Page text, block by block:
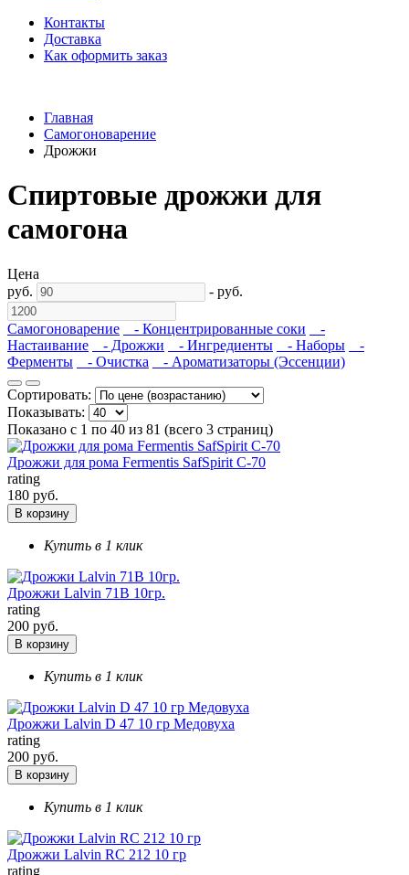
Контакты
Доставка
Как оформить заказ
Главная
Самогоноварение
Дрожжи
Спиртовые дрожжи для
самогона
Цена
руб.
- руб.
Самогоноварение - Концентрированные соки
-
Настаивание
- Дрожжи - Ингредиенты - Наборы
-
Ферменты
- Очистка - Ароматизаторы (Эссенции)
Сортировать:
Показывать:
Показано с 1 по 40 из 81 (всего 3 страниц)
Дрожжи для рома Fermentis SafSpirit C-70
rating
180 руб.
В корзину
Купить в 1 клик
Дрожжи Lalvin 71B 10гр.
rating
200 руб.
В корзину
Купить в 1 клик
Дрожжи Lalvin D 47 10 гр Медовуха
rating
200 руб.
В корзину
Купить в 1 клик
Дрожжи Lalvin RC 212 10 гр
rating